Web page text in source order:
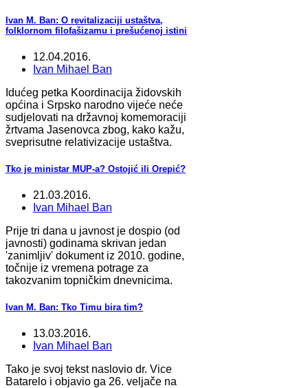
Ivan M. Ban: O revitalizaciji ustaštva,
folklornom filofašizamu i prešućenoj istini
12.04.2016.
Ivan Mihael Ban
Idućeg petka Koordinacija židovskih
općina i Srpsko narodno vijeće neće
sudjelovati na državnoj komemoraciji
žrtvama Jasenovca zbog, kako kažu,
sveprisutne relativizacije ustaštva.
Tko je ministar MUP-a? Ostojić ili Orepić?
21.03.2016.
Ivan Mihael Ban
Prije tri dana u javnost je dospio (od
javnosti) godinama skrivan jedan
'zanimljiv' dokument iz 2010. godine,
točnije iz vremena potrage za
takozvanim topničkim dnevnicima.
Ivan M. Ban: Tko Timu bira tim?
13.03.2016.
Ivan Mihael Ban
Tako je svoj tekst naslovio dr. Vice
Batarelo i objavio ga 26. veljače na